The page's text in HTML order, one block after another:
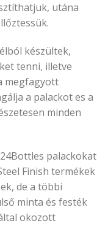
utána
készültek,
tenni, illetve
megfagyott
a palackot es a
minden
palackokat
Finish termékek
de a többi
minta és festék
okozott